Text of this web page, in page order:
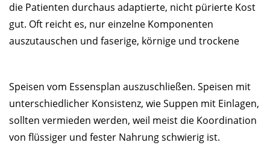
die Patienten durchaus adaptierte, nicht pürierte Kost
gut. Oft reicht es, nur einzelne Komponenten
auszutauschen und faserige, körnige und trockene
Speisen vom Essensplan auszuschließen. Speisen mit
unterschiedlicher Konsistenz, wie Suppen mit Einlagen,
sollten vermieden werden, weil meist die Koordination
von flüssiger und fester Nahrung schwierig ist.